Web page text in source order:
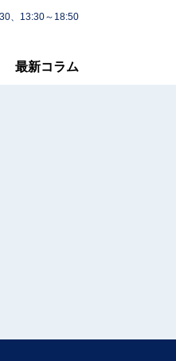
、13:30～18:50
最新コラム